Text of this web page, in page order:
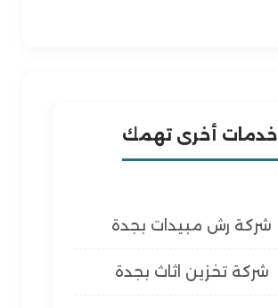
خدمات أخرى تهمك
شركة رش مبيدات بجدة
شركة تخزين اثاث بجدة